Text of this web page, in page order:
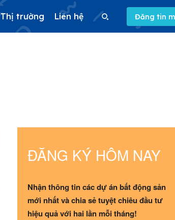
Thị trường Liên hệ Đăng tin
ĐĂNG KÝ HÔM NAY
Nhận thông tin các dự án bất động sản
mới nhất và chia sẻ tuyệt chiêu đầu tư
hiệu quả với hai lần mỗi tháng!